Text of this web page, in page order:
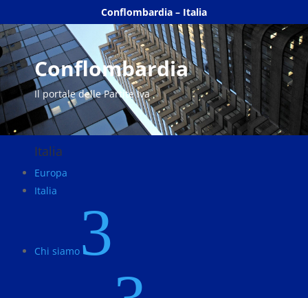
Conflombardia – Italia
Conflombardia
Il portale delle Partite Iva
Italia
Europa
Italia
Chi siamo 3